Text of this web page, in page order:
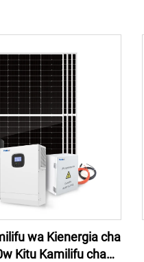
wa Kienergia cha
Kitu Kamilifu cha